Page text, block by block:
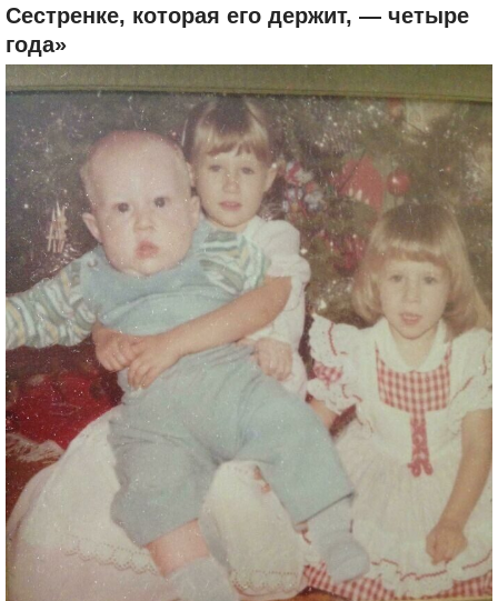
Сестренке, которая его держит, — четыре
года»